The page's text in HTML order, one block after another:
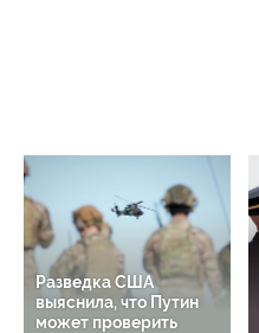
Разведка США
выяснила, что Путин
может проверить